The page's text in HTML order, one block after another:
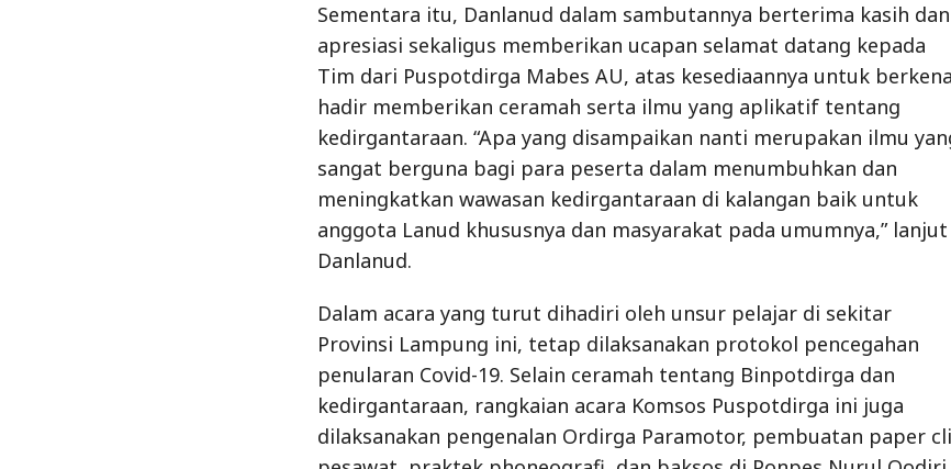
Sementara itu, Danlanud dalam sambutannya berterima kasih dan
apresiasi sekaligus memberikan ucapan selamat datang kepada
Tim dari Puspotdirga Mabes AU, atas kesediaannya untuk
hadir memberikan ceramah serta ilmu yang aplikatif tentang
kedirgantaraan. “Apa yang disampaikan nanti merupakan ilmu
sangat berguna bagi para peserta dalam menumbuhkan dan
meningkatkan wawasan kedirgantaraan di kalangan baik untuk
anggota Lanud khususnya dan masyarakat pada umumnya,” lanjut
Danlanud.
Dalam acara yang turut dihadiri oleh unsur pelajar di sekitar
Provinsi Lampung ini, tetap dilaksanakan protokol pencegahan
penularan Covid-19. Selain ceramah tentang Binpotdirga dan
kedirgantaraan, rangkaian acara Komsos Puspotdirga ini juga
dilaksanakan pengenalan Ordirga Paramotor, pembuatan paper